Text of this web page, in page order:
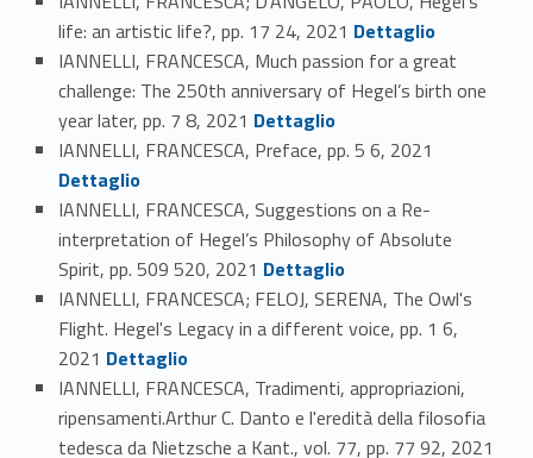
life: an artistic life?, pp. 17 24, 2021 Link identifier #identifier_person_183334-125
Dettaglio
IANNELLI, FRANCESCA, Much passion for a great
challenge: The 250th anniversary of Hegel’s birth one
year later, pp. 7 8, 2021 Link identifier #identifier_person_195879-126
Dettaglio
IANNELLI, FRANCESCA, Preface, pp. 5 6, 2021
Dettaglio
IANNELLI, FRANCESCA, Suggestions on a Re-
interpretation of Hegel’s Philosophy of Absolute
Spirit, pp. 509 520, 2021 Link identifier #identifier_person_9870-128
Dettaglio
IANNELLI, FRANCESCA; FELOJ, SERENA, The Owl's
Flight. Hegel's Legacy in a different voice, pp. 1 6,
2021 Link identifier #identifier_person_183783-129
Dettaglio
IANNELLI, FRANCESCA, Tradimenti, appropriazioni,
ripensamenti.Arthur C. Danto e l'eredità della filosofia
tedesca da Nietzsche a Kant., vol. 77, pp. 77 92, 2021